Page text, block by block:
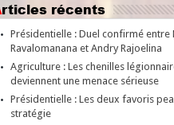
Articles récents
Présidentielle : Duel confirmé entre
Ravalomanana et Andry Rajoelina
Agriculture : Les chenilles
deviennent une menace sérieuse
Présidentielle : Les deux favoris
stratégie